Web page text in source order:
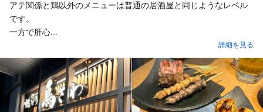
アテ関係と鶏以外のメニューは普通の居酒屋と同じようなレベル
です。
一方で肝心...
詳細を見る